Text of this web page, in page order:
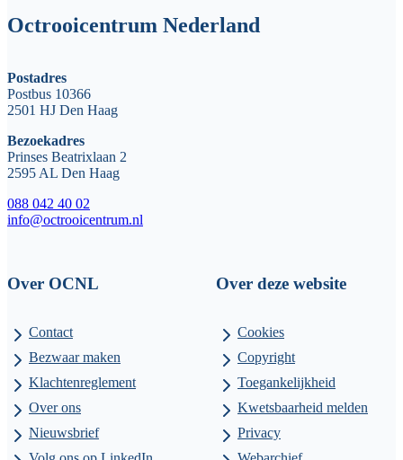
Octrooicentrum Nederland
Postadres
Postbus 10366
2501 HJ Den Haag
Bezoekadres
Prinses Beatrixlaan 2
2595 AL Den Haag
088 042 40 02
info@octrooicentrum.nl
Over OCNL
Contact
Bezwaar maken
Klachtenreglement
Over ons
Nieuwsbrief
Over deze website
Cookies
Copyright
Toegankelijkheid
Kwetsbaarheid melden
Privacy